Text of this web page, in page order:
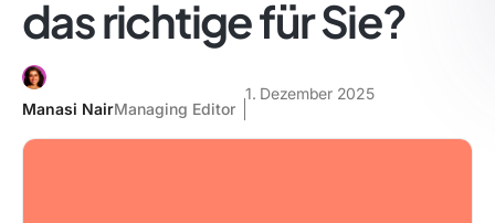
das richtige für Sie?
Manasi NairManaging Editor
1. Dezember 2025